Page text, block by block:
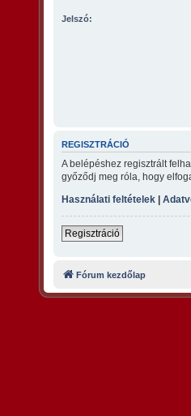
Jelszó:
REGISZTRÁCIÓ
A belépéshez regisztrált
győződj meg róla, hogy
Használati feltételek |
Regisztráció
Fórum kezdőlap